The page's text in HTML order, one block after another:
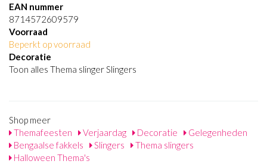
EAN nummer
8714572609579
Voorraad
Beperkt op voorraad
Decoratie
Toon alles Thema slinger Slingers
Shop meer
Themafeesten
Verjaardag Decoratie
Gelegenheden
Bengaalse fakkels
Slingers
Thema slingers
Halloween Thema's